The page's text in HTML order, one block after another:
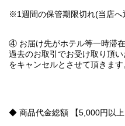
※1週間の保管期限切れ(当店へ
④ お届け先がホテル等一時滞
過去のお取引でお受け取り頂
をキャンセルとさせて頂きます
◆ 商品代金総額 【5,000円以上